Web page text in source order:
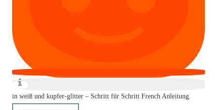
in weiß und kupfer-glitter – Schritt für Schritt French Anleitung.